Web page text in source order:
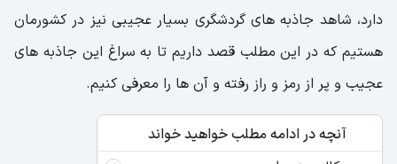
دارد، شاهد جاذبه های گردشگری بسیار عجیبی نیز در کشورمان
هستیم که در این مطلب قصد داریم تا به سراغ این جاذبه های
عجیب و پر از رمز و راز رفته و آن ها را معرفی کنیم.
آنچه در ادامه مطلب خواهید خواند